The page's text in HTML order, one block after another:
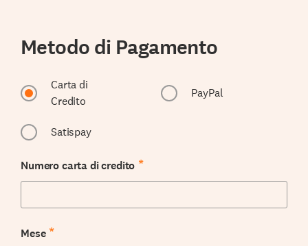
Metodo di Pagamento
Carta di
Credito
PayPal
Satispay
Numero carta di credito *
Mese *